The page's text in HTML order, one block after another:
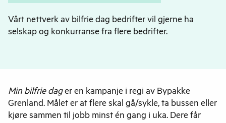
Vårt nettverk av bilfrie dag bedrifter vil gjerne ha
selskap og konkurranse fra flere bedrifter.
Min bilfrie dager en kampanje i regi av Bypakke
Grenland. Målet er at flere skal gå/sykle, ta bussen eller
kjøre sammen til jobb minst én gang i uka. Dere får